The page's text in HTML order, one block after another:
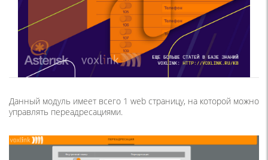
Данный модуль имеет всего 1 web страницу, на которой можно
управлять переадресациями.